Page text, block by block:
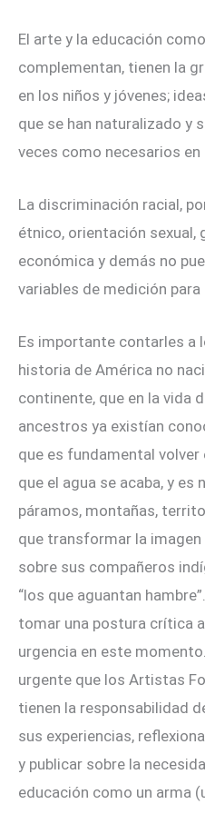
El arte y la educación
complementan, tienen la
en los niños y jóvenes;
que se han naturalizado y
veces como necesarios
La discriminación racial,
étnico, orientación sexual,
económica y demás no
variables de medición
Es importante contarles a
historia de América no
continente, que en la vida
ancestros ya existían
que es fundamental
que el agua se acaba, y es
páramos, montañas,
que transformar la
sobre sus compañeros
“los que aguantan
tomar una postura crítica
urgencia en este
urgente que los Artistas
tienen la responsabilidad
sus experiencias,
y publicar sobre la
educación como un arma